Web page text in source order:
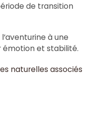
de transition
à une
émotion et stabilité.
naturelles associés